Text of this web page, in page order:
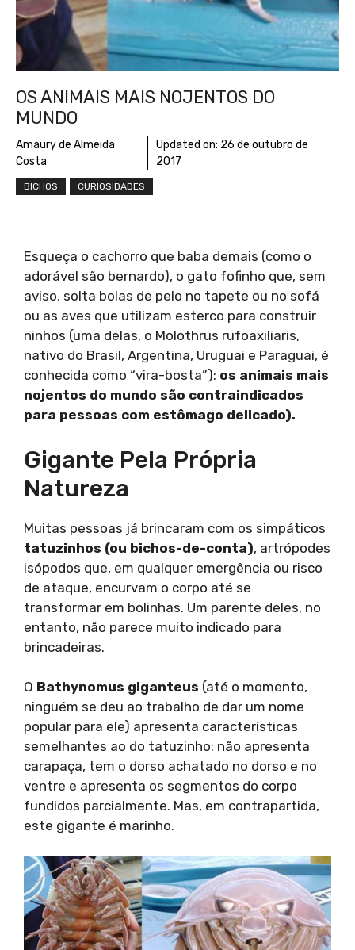
OS ANIMAIS MAIS NOJENTOS DO
MUNDO
Amaury de Almeida
Costa
Updated on: 26 de outubro de
2017
BICHOS CURIOSIDADES
Esqueça o cachorro que baba demais (como o
adorável são bernardo), o gato fofinho que, sem
aviso, solta bolas de pelo no tapete ou no sofá
ou as aves que utilizam esterco para construir
ninhos (uma delas, o Molothrus rufoaxiliaris,
nativo do Brasil, Argentina, Uruguai e Paraguai, é
conhecida como “vira-bosta”): os animais mais
nojentos do mundo são contraindicados
para pessoas com estômago delicado).
Gigante Pela Própria
Natureza
Muitas pessoas já brincaram com os simpáticos
tatuzinhos (ou bichos-de-conta), artrópodes
isópodos que, em qualquer emergência ou risco
de ataque, encurvam o corpo até se
transformar em bolinhas. Um parente deles, no
entanto, não parece muito indicado para
brincadeiras.
O Bathynomus giganteus (até o momento,
ninguém se deu ao trabalho de dar um nome
popular para ele) apresenta características
semelhantes ao do tatuzinho: não apresenta
carapaça, tem o dorso achatado no dorso e no
ventre e apresenta os segmentos do corpo
fundidos parcialmente. Mas, em contrapartida,
este gigante é marinho.